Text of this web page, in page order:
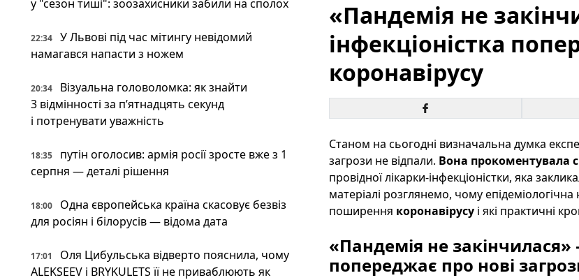
у "сезон тиші": зоозахисники забили на сполох
22:34
У Львові під час мітингу невідомий
намагався напасти з ножем
20:34
Візуальна головоломка: як знайти
3 відмінності за п’ятнадцять секунд
і потренувати уважність
18:35
путін оголосив: армія росії зросте вже з 1
серпня — деталі рішення
18:00
Одна європейська країна скасовує безвіз
для росіян і білорусів — відома дата
17:01
Оля Цибульська відверто пояснила, чому
ALEKSEEV і BRYKULETS її не приваблюють як
«Пандемія не
інфекціоністка
коронавірусу
Станом на сьогодні визначальна думка
загрози не відпали. Вона прокоментувала
провідної лікарки-інфекціоністки, яка
матеріалі розглянемо, чому
поширення коронавірусуі які практичні
«Пандемія не закінчилася»
попереджає про нові